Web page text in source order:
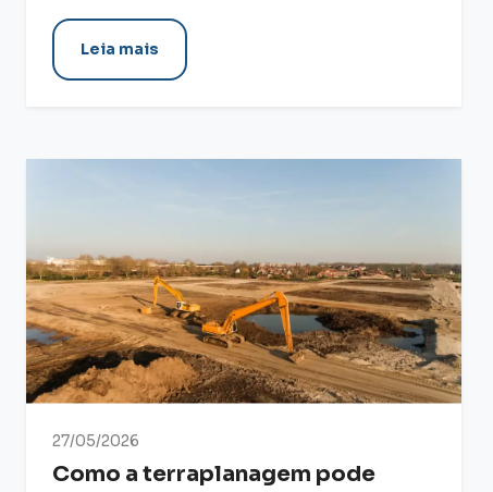
Leia mais
27/05/2026
Como a terraplanagem pode